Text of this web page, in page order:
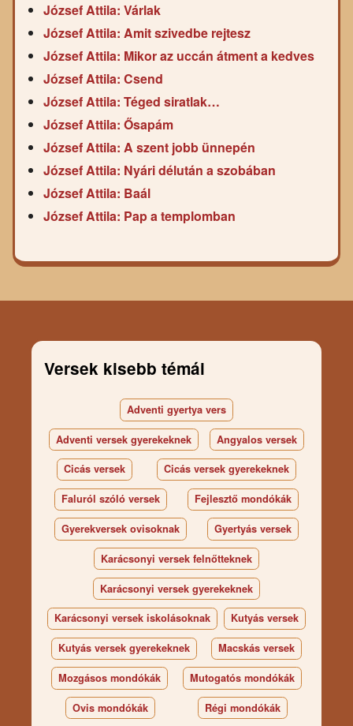
József Attila: Várlak
József Attila: Amit szivedbe rejtesz
József Attila: Mikor az uccán átment a kedves
József Attila: Csend
József Attila: Téged siratlak…
József Attila: Ősapám
József Attila: A szent jobb ünnepén
József Attila: Nyári délután a szobában
József Attila: Baál
József Attila: Pap a templomban
Versek kisebb témái
Adventi gyertya vers
Adventi versek gyerekeknek Angyalos versek
Cicás versek Cicás versek gyerekeknek
Faluról szóló versek Fejlesztő mondókák
Gyerekversek ovisoknak Gyertyás versek
Karácsonyi versek felnőtteknek
Karácsonyi versek gyerekeknek
Karácsonyi versek iskolásoknak Kutyás versek
Kutyás versek gyerekeknek Macskás versek
Mozgásos mondókák Mutogatós mondókák
Ovis mondókák Régi mondókák